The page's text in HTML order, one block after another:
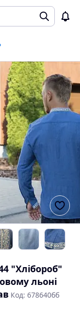
"Хлібороб"
льоні
Код: 678640бб